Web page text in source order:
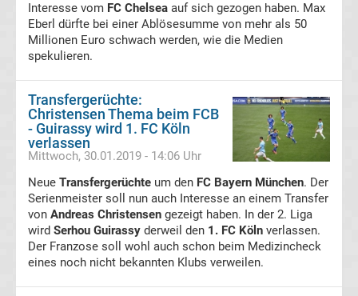
Trainerentlassungen
Bundesliga
Porträts
Fußballklubs
Transfergerüchte
Transfergerüchte
Deutschland
Transfergerüchte
Interesse vom FC Chelsea auf sich gezogen haben. Max
Eberl dürfte bei einer Ablösesumme von mehr als 50
Millionen Euro schwach werden, wie die Medien
spekulieren.
Transfergerüchte:
Christensen Thema beim FCB
- Guirassy wird 1. FC Köln
verlassen
Mittwoch, 30.01.2019 - 14:06 Uhr
Neue Transfergerüchte um den FC Bayern München. Der
Serienmeister soll nun auch Interesse an einem Transfer
von Andreas Christensen gezeigt haben. In der 2. Liga
wird Serhou Guirassy derweil den 1. FC Köln verlassen.
Der Franzose soll wohl auch schon beim Medizincheck
eines noch nicht bekannten Klubs verweilen.